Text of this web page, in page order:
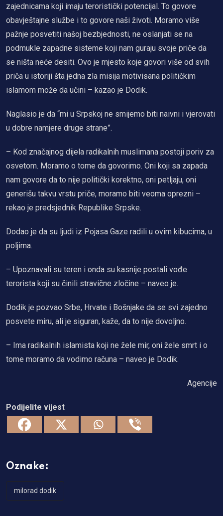
zajednicama koji imaju teroristički potencijal. To govore
obavještajne službe i to govore naši životi. Moramo više
pažnje posvetiti našoj bezbjednosti, ne oslanjati se na
podmukle zapadne sisteme koji nam guraju svoje priče da
se ništa neće desiti. Ovo je mjesto koje govori više od svih
priča u istoriji šta jedna zla misija motivisana političkim
islamom može da učini – kazao je Dodik.
Naglasio je da “mi u Srpskoj ne smijemo biti naivni i vjerovati
u dobre namjere druge strane”.
– Kod značajnog dijela radikalnih muslimana postoji poriv za
osvetom. Moramo o tome da govorimo. Oni koji sa zapada
nam govore da to nije politički korektno, oni petljaju, oni
generišu takvu vrstu priče, moramo biti veoma oprezni –
rekao je predsjednik Republike Srpske.
Dodao je da su ljudi iz Pojasa Gaze radili u ovim kibucima, u
poljima.
– Upoznavali su teren i onda su kasnije postali vođe
terorista koji su činili stravične zločine – naveo je.
Dodik je pozvao Srbe, Hrvate i Bošnjake da se svi zajedno
posvete miru, ali je siguran, kaže, da to nije dovoljno.
– Ima radikalnih islamista koji ne žele mir, oni žele smrt i o
tome moramo da vodimo računa – naveo je Dodik.
Agencije
Podijelite vijest
Oznake:
milorad dodik